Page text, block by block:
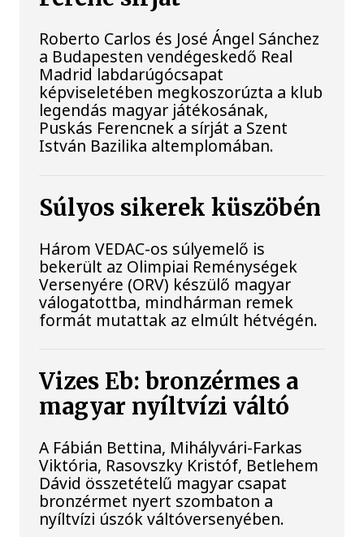
Roberto Carlos és José Ángel Sánchez
a Budapesten vendégeskedő Real
Madrid labdarúgócsapat
képviseletében megkoszorúzta a klub
legendás magyar játékosának,
Puskás Ferencnek a sírját a Szent
István Bazilika altemplomában.
Súlyos sikerek küszöbén
Három VEDAC-os súlyemelő is
bekerült az Olimpiai Reménységek
Versenyére (ORV) készülő magyar
válogatottba, mindhárman remek
formát mutattak az elmúlt hétvégén.
Vizes Eb: bronzérmes a
magyar nyíltvízi váltó
A Fábián Bettina, Mihályvári-Farkas
Viktória, Rasovszky Kristóf, Betlehem
Dávid összetételű magyar csapat
bronzérmet nyert szombaton a
nyíltvízi úszók váltóversenyében.